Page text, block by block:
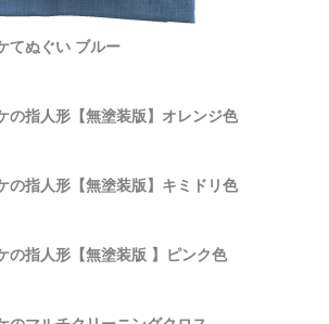
てぬぐい ブルー
の指人形【無塗装版】オレンジ色
の指人形【無塗装版】キミドリ色
の指人形【無塗装版 】ピンク色